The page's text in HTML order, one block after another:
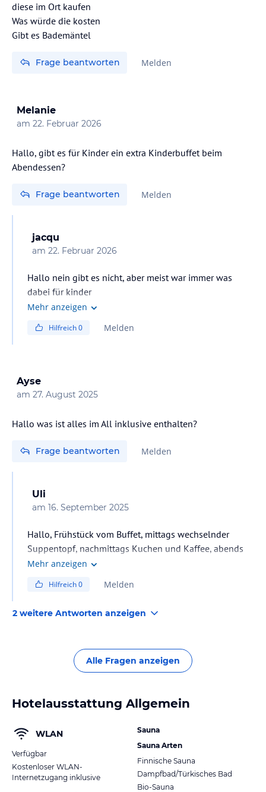
diese im Ort kaufen
Was würde die kosten
Gibt es Bademäntel
Frage beantworten Melden
Melanie
am 22. Februar 2026
Hallo, gibt es für Kinder ein extra Kinderbuffet beim
Abendessen?
Frage beantworten Melden
jacqu
am 22. Februar 2026
Hallo nein gibt es nicht, aber meist war immer was
dabei für kinder
Mehr anzeigen
Hilfreich0 Melden
Ayse
am 27. August 2025
Hallo was ist alles im All inklusive enthalten?
Frage beantworten Melden
Uli
am 16. September 2025
Hallo, Frühstück vom Buffet, mittags wechselnder
Suppentopf, nachmittags Kuchen und Kaffee, abends
Buffet. Getränke aller Art, wie Limo, Cola, Wasser, Säfte,
Mehr anzeigen
Hilfreich0 Melden
2 weitere Antworten anzeigen
Alle Fragen anzeigen
Hotelausstattung Allgemein
WLAN
Verfügbar
Kostenloser WLAN-
Internetzugang inklusive
Sauna
Sauna Arten
Finnische Sauna
Dampfbad/Türkisches Bad
Bio-Sauna